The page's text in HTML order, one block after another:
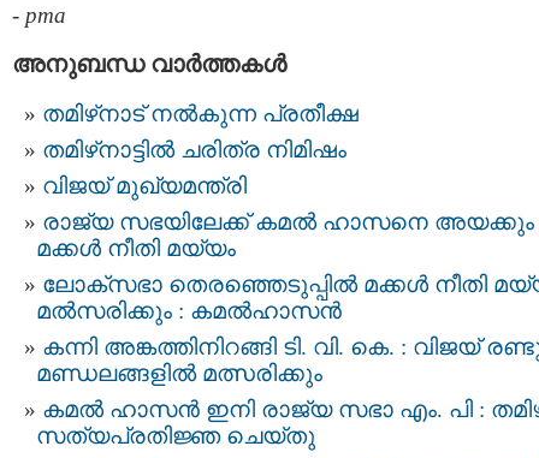
- pma
അനുബന്ധ വാര്‍ത്തകള്‍
തമിഴ്‌നാട് നൽകുന്ന പ്രതീക്ഷ
തമിഴ്‌നാട്ടില്‍ ചരിത്ര നിമിഷം
വിജയ് മുഖ്യമന്ത്രി
രാജ്യ സഭയിലേക്ക് കമൽ ഹാസനെ അയക്കും
മക്കൾ നീതി മയ്യം
ലോക്സഭാ തെരഞ്ഞെടുപ്പിൽ മക്കൾ നീതി
മൽസരിക്കും : കമൽഹാസൻ
കന്നി അങ്കത്തിനിറങ്ങി ടി. വി. കെ. : വിജയ്
മണ്ഡലങ്ങളിൽ മത്സരിക്കും
കമല്‍ ഹാസന്‍ ഇനി രാജ്യ സഭാ എം. പി :
സത്യപ്രതിജ്ഞ ചെയ്തു